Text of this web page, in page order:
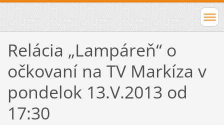
Relácia „Lampáreň“ o
očkovaní na TV Markíza v
pondelok 13.V.2013 od
17:30